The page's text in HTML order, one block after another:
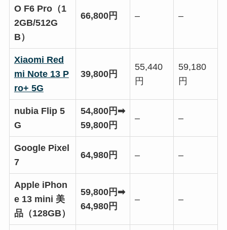
O F6 Pro（1
2GB/512G
B）
66,800円 – –
Xiaomi Red
mi Note 13 P
ro+ 5G
39,800円
55,440
円
59,180
円
nubia Flip 5
G
54,800円➡
59,800円
– –
Google Pixel
7
64,980円 – –
Apple iPhon
e 13 mini 美
品（128GB）
59,800円➡
64,980円
– –